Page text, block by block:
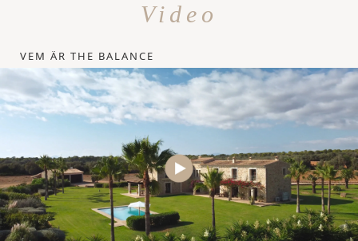
Video
VEM ÄR THE BALANCE